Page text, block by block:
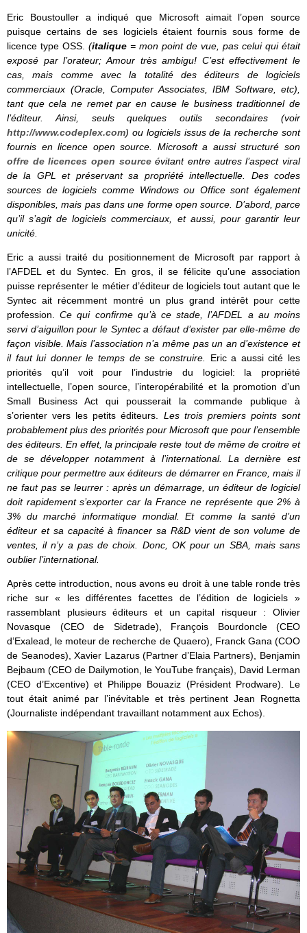
Eric Boustouller a indiqué que Microsoft aimait l’open source
puisque certains de ses logiciels étaient fournis sous forme de
licence type OSS. (italique = mon point de vue, pas celui qui était
exposé par l’orateur; Amour très ambigu! C’est effectivement le
cas, mais comme avec la totalité des éditeurs de logiciels
commerciaux (Oracle, Computer Associates, IBM Software, etc),
tant que cela ne remet par en cause le business traditionnel de
l’éditeur. Ainsi, seuls quelques outils secondaires (voir
http://www.codeplex.com) ou logiciels issus de la recherche sont
fournis en licence open source. Microsoft a aussi structuré son
offre de licences open sourceévitant entre autres l’aspect viral
de la GPL et préservant sa propriété intellectuelle. Des codes
sources de logiciels comme Windows ou Office sont également
disponibles, mais pas dans une forme open source. D’abord, parce
qu’il s’agit de logiciels commerciaux, et aussi, pour garantir leur
unicité.
Eric a aussi traité du positionnement de Microsoft par rapport à
l’AFDEL et du Syntec. En gros, il se félicite qu’une association
puisse représenter le métier d’éditeur de logiciels tout autant que le
Syntec ait récemment montré un plus grand intérêt pour cette
profession.Ce qui confirme qu’à ce stade, l’AFDEL a au moins
servi d’aiguillon pour le Syntec a défaut d’exister par elle-même de
façon visible. Mais l’association n’a même pas un an d’existence et
il faut lui donner le temps de se construire.
Eric a aussi cité les
priorités qu’il voit pour l’industrie du logiciel: la propriété
intellectuelle, l’open source, l’interopérabilité et la promotion d’un
Small Business Act qui pousserait la commande publique à
s’orienter vers les petits éditeurs. Les trois premiers points sont
probablement plus des priorités pour Microsoft que pour l’ensemble
des éditeurs. En effet, la principale reste tout de même de croitre et
de se développer notamment à l’international. La dernière est
critique pour permettre aux éditeurs de démarrer en France, mais il
ne faut pas se leurrer : après un démarrage, un éditeur de logiciel
doit rapidement s’exporter car la France ne représente que 2% à
3% du marché informatique mondial. Et comme la santé d’un
éditeur et sa capacité à financer sa R&D vient de son volume de
ventes, il n’y a pas de choix. Donc, OK pour un SBA, mais sans
oublier l’international.
Après cette introduction, nous avons eu droit à une table ronde très
riche sur « les différentes facettes de l’édition de logiciels »
rassemblant plusieurs éditeurs et un capital risqueur : Olivier
Novasque (CEO de Sidetrade), François Bourdoncle (CEO
d’Exalead, le moteur de recherche de Quaero), Franck Gana (COO
de Seanodes), Xavier Lazarus (Partner d’Elaia Partners), Benjamin
Bejbaum (CEO de Dailymotion, le YouTube français), David Lerman
(CEO d’Excentive) et Philippe Bouaziz (Président Prodware). Le
tout était animé par l’inévitable et très pertinent Jean Rognetta
(Journaliste indépendant travaillant notamment aux Echos).